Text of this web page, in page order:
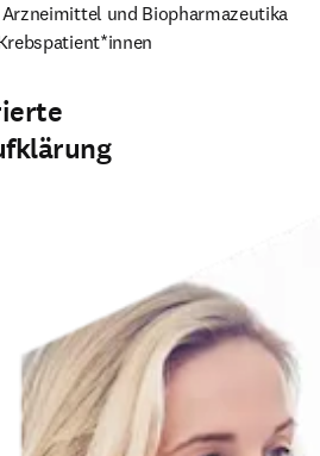
und Biopharmazeutika